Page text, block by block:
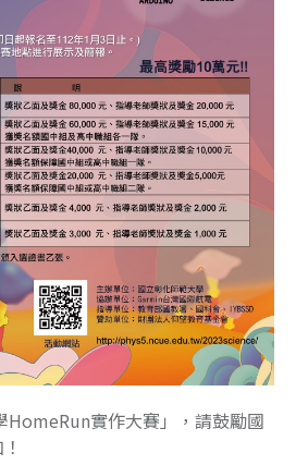
HomeRun實作大賽」，請鼓勵國